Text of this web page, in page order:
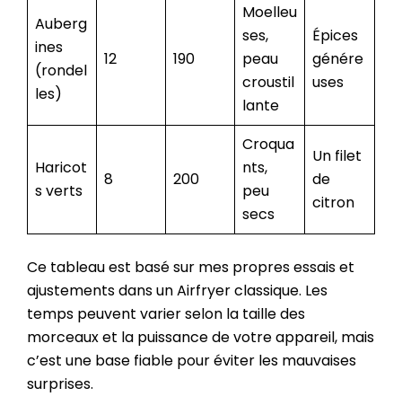
Auberg
ines
(rondel
les)
12 190
Moelleu
ses,
peau
croustil
lante
Épices
génére
uses
Haricot
s verts
8 200
Croqua
nts,
peu
secs
Un filet
de
citron
Ce tableau est basé sur mes propres essais et
ajustements dans un Airfryer classique. Les
temps peuvent varier selon la taille des
morceaux et la puissance de votre appareil, mais
c’est une base fiable pour éviter les mauvaises
surprises.